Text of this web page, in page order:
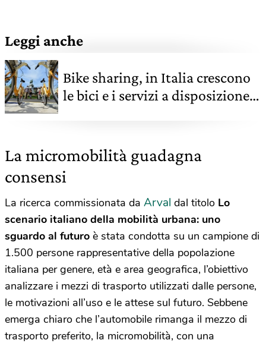
Leggi anche
Bike sharing, in Italia crescono
le bici e i servizi a disposizione
La micromobilità guadagna
consensi
La ricerca commissionata da Arval dal titolo Lo
scenario italiano della mobilità urbana: uno
sguardo al futuro è stata condotta su un campione di
1.500 persone rappresentative della popolazione
italiana per genere, età e area geografica, l’obiettivo
analizzare i mezzi di trasporto utilizzati dalle persone,
le motivazioni all’uso e le attese sul futuro. Sebbene
emerga chiaro che l’automobile rimanga il mezzo di
trasporto preferito, la micromobilità, con una